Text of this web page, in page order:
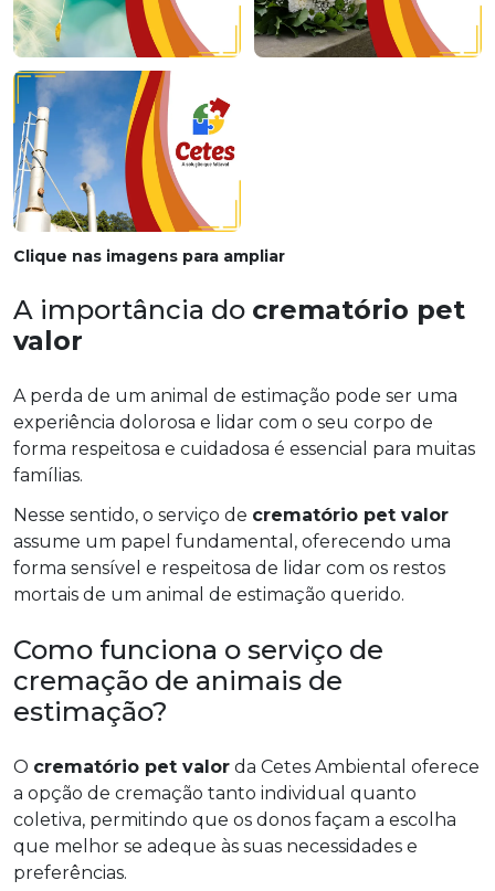
Clique nas imagens para ampliar
A importância do crematório pet
valor
A perda de um animal de estimação pode ser uma
experiência dolorosa e lidar com o seu corpo de
forma respeitosa e cuidadosa é essencial para muitas
famílias.
Nesse sentido, o serviço de crematório pet valor
assume um papel fundamental, oferecendo uma
forma sensível e respeitosa de lidar com os restos
mortais de um animal de estimação querido.
Como funciona o serviço de
cremação de animais de
estimação?
O crematório pet valor da Cetes Ambiental oferece
a opção de cremação tanto individual quanto
coletiva, permitindo que os donos façam a escolha
que melhor se adeque às suas necessidades e
preferências.